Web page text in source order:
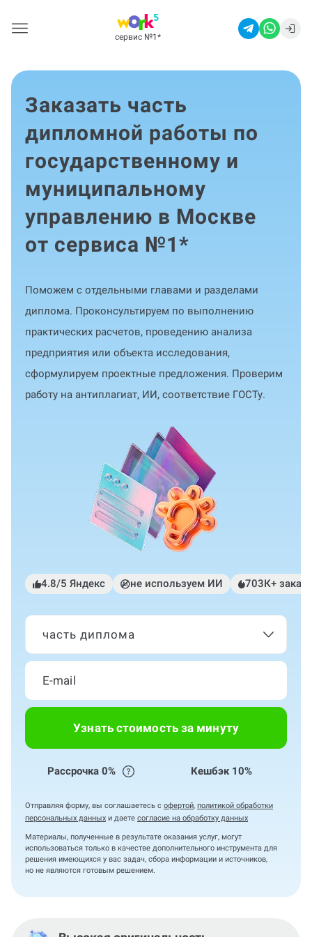
сервис №1 *
Заказать часть
дипломной работы по
государственному и
муниципальному
управлению в Москве
от сервиса №1*
Поможем с отдельными главами и разделами
диплома. Проконсультируем по выполнению
практических расчетов, проведению анализа
предприятия или объекта исследования,
сформулируем проектные предложения. Проверим
работу на антиплагиат, ИИ, соответствие ГОСТу.
4.8/5 Яндекс не используем ИИ 703К+
часть диплома
Узнать стоимость за минуту
Рассрочка 0% Кешбэк 10%
Отправляя форму, вы соглашаетесь с офертой, политикой обработки
персональных данных и даете согласие на обработку данных
Материалы, полученные в результате оказания услуг, могут
использоваться только в качестве дополнительного инструмента для
решения имеющихся у вас задач, сбора информации и источников,
но не являются готовым решением.